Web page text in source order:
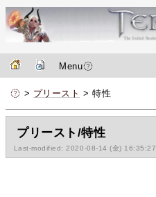
Menu
> プリースト > 特性
プリースト/特性
Last-modified: 2020-08-14 (金) 16:35:27